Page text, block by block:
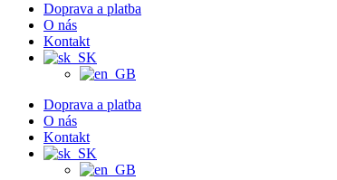
Doprava a platba
O nás
Kontakt
Doprava a platba
O nás
Kontakt